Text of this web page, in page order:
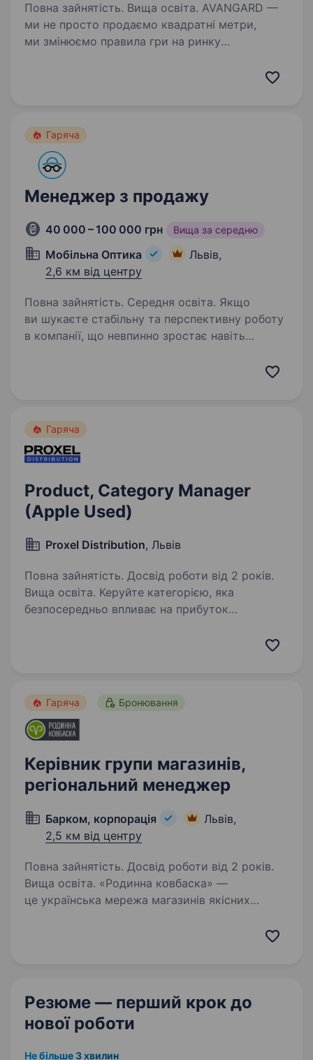
Повна зайнятість. Вища освіта. AVANGARD —
ми не просто продаємо квадратні метри,
ми змінюємо правила гри на ринку
розвиваємось і працюємо у 9 містах України:
Гаряча
Менеджер з продажу
40 000 – 100 000 грн Вища за середню
Мобільна Оптика
Львів,
2,6 км від центру
Повна зайнятість. Середня освіта. Якщо
ви шукаєте стабільну та перспективну роботу
в компанії, що невпинно зростає навіть
«Мобільна оптика»! Ми перша в Україні виїзна
Гаряча
Product, Category Manager
(Apple Used)
Proxel Distribution, Львів
Повна зайнятість. Досвід роботи від 2 років.
Вища освіта. Керуйте категорією, яка
безпосередньо впливає на прибуток
українська B2B-компанія у складі міжнародної
Гаряча Бронювання
Керівник групи магазинів,
регіональний менеджер
Барком, корпорація
Львів,
2,5 км від центру
Повна зайнятість. Досвід роботи від 2 років.
Вища освіта. «Родинна ковбаска» —
це українська мережа магазинів якісних
стабільність і сучасний підхід до управління.
Резюме — перший крок до
нової роботи
Не більше 3 хвилин